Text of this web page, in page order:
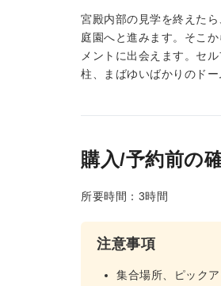
宮殿内部の見学を終えた
庭園へと進みます。そこ
メントに出会えます。セ
柱、まばゆいばかりのド
購入/予約前の
所要時間：3時間
注意事項
集合場所、ピック